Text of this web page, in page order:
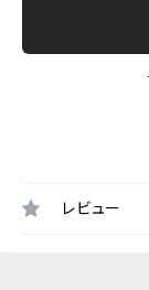
レビュー